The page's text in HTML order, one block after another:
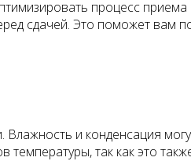
процесс
сдачей. Это поможет вам
и конденсация
так как это